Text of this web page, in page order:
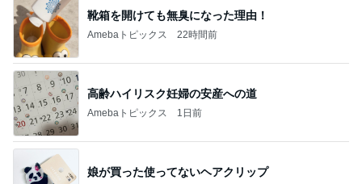
靴箱を開けても無臭になった理由！
Amebaトピックス 22時間前
高齢ハイリスク妊婦の安産への道
Amebaトピックス 1日前
娘が買った使ってないヘアクリップ